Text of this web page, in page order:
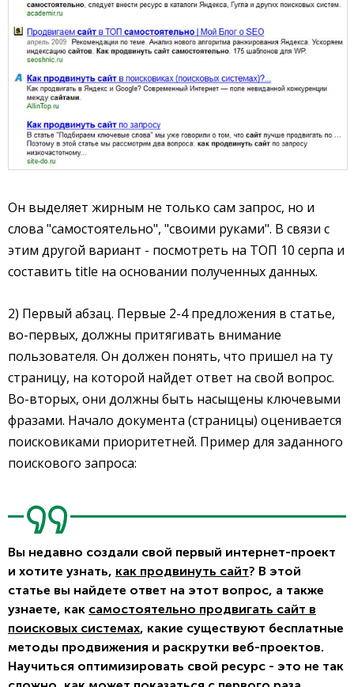
Он выделяет жирным не только сам запрос, но и
слова "самостоятельно", "своими руками". В связи с
этим другой вариант - посмотреть на ТОП 10 серпа и
составить title на основании полученных данных.
2) Первый абзац. Первые 2-4 предложения в статье,
во-первых, должны притягивать внимание
пользователя. Он должен понять, что пришел на ту
страницу, на которой найдет ответ на свой вопрос.
Во-вторых, они должны быть насыщены ключевыми
фразами. Начало документа (страницы) оценивается
поисковиками приоритетней. Пример для заданного
поискового запроса:
Вы недавно создали свой первый интернет-проект
и хотите узнать, как продвинуть сайт? В этой
статье вы найдете ответ на этот вопрос, а также
узнаете, как самостоятельно продвигать сайт в
поисковых системах, какие существуют бесплатные
методы продвижения и раскрутки веб-проектов.
Научиться оптимизировать свой ресурс - это не так